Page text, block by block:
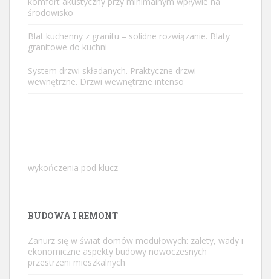
środowisko
Blat kuchenny z granitu – solidne rozwiązanie. Blaty
granitowe do kuchni
System drzwi składanych. Praktyczne drzwi
wewnętrzne. Drzwi wewnętrzne intenso
wykończenia pod klucz
BUDOWA I REMONT
Zanurz się w świat domów modułowych: zalety, wady i
ekonomiczne aspekty budowy nowoczesnych
przestrzeni mieszkalnych